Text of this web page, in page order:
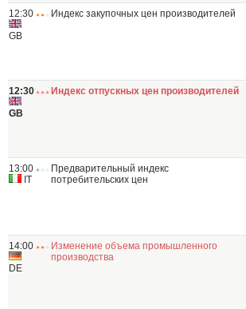
12:30
GB
Индекс закупочных цен производителей
12:30
GB
Индекс отпускных цен производителей
13:00
IT
Предварительный индекс
потребительских цен
14:00
DE
Изменение объема промышленного
производства